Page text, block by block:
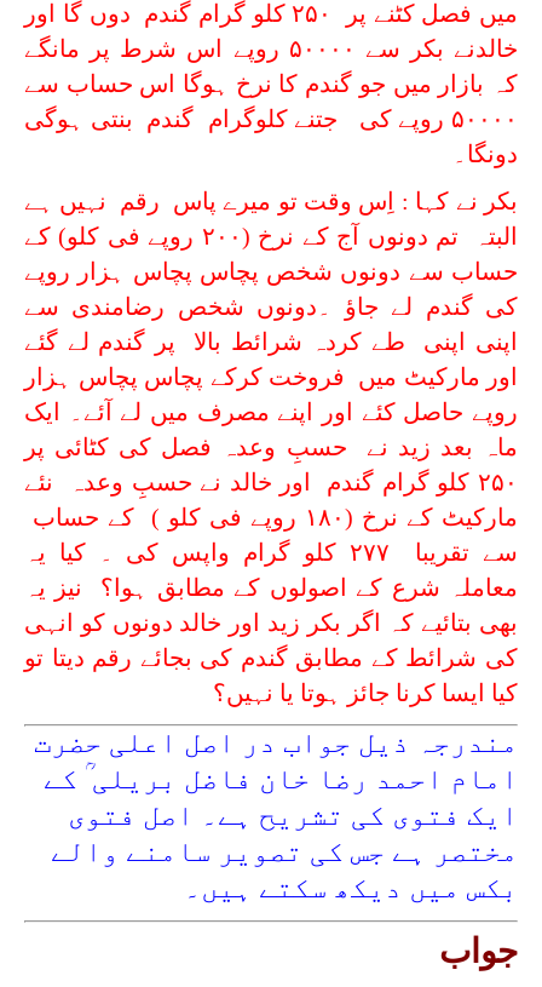
میں فصل کٹنے پر ۲۵۰ کلو گرام گندم دوں گا اور
خالدنے بکر سے ۵۰۰۰۰ روپے اس شرط پر مانگے
کہ بازار میں جو گندم کا نرخ ہوگا اس حساب سے
۵۰۰۰۰ روپے کی جتنے کلوگرام گندم بنتی ہوگی
دونگا۔
بکر نے کہا : اِس وقت تو میرے پاس رقم نہیں ہے
البتہ تم دونوں آج کے نرخ (۲۰۰ روپے فی کلو) کے
حساب سے دونوں شخص پچاس پچاس ہزار روپے
کی گندم لے جاؤ ۔دونوں شخص رضامندی سے
اپنی اپنی طے کردہ شرائط بالا پر گندم لے گئے
اور مارکیٹ میں فروخت کرکے پچاس پچاس ہزار
روپے حاصل کئے اور اپنے مصرف میں لے آئے۔ ایک
ماہ بعد زید نے حسبِ وعدہ فصل کی کٹائی پر
۲۵۰ کلو گرام گندم اور خالد نے حسبِ وعدہ نئے
مارکیٹ کے نرخ (۱۸۰ روپے فی کلو ) کے حساب
سے تقریبا ۲۷۷ کلو گرام واپس کی ۔ کیا یہ
معاملہ شرع کے اصولوں کے مطابق ہوا؟ نیز یہ
بھی بتائیے کہ اگر بکر زید اور خالد دونوں کو انہی
کی شرائط کے مطابق گندم کی بجائے رقم دیتا تو
کیا ایسا کرنا جائز ہوتا یا نہیں؟
مندرجہ ذیل جواب در اصل اعلی حضرت
امام احمد رضا خان فاضل بریلی ؒ کے
ایک فتوی کی تشریح ہے۔ اصل فتوی
مختصر ہے جس کی تصویر سامنے والے
بکس میں دیکھ سکتے ہیں۔
جواب